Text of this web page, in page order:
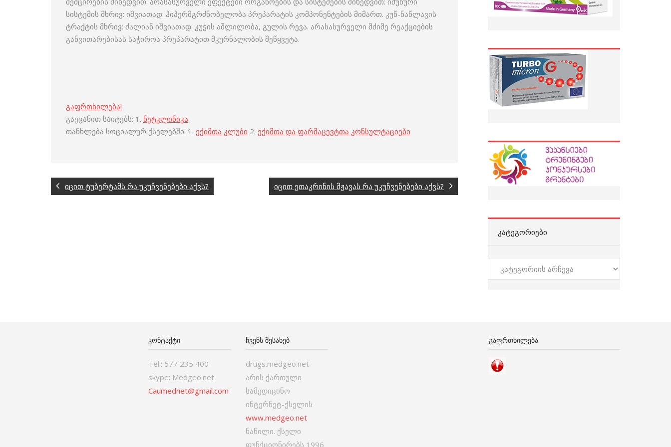
სისტემის მხრივ: იშვიათად: ჰიპერმგრძნობელობა პრეპარატის კომპონენტების მიმართ. კუწ-ნაწლავის
ტრაქტის მხრივ: ძალიან იშვიათად: კუჭის აშლილობა, გულის რევა. არასასურველი მძიმე რეაქციების
განვითარებისას საჭიროა პრეპარატით მკურნალობის შეწყვეტა.
გაფრთხილება!
გაეცანით საიტებს: 1. ნეტკლინიკა
თანხლება სოციალურ ქსელებში: 1. ექიმთა კლუბი 2. ექიმთა და ფარმაცევტთა კონსულტაციები
იცით ტუბერტამს რა უკუჩვენებები აქვს? იცით ეთაკრინის მჟავას რა უკუჩვენებები აქვს?
ᲙᲐᲢᲔᲒᲝᲠᲘᲔᲑᲘ
კატეგორიები
ᲙᲝᲜᲢᲐᲥᲢᲘ
Tel.: 577 235 400
skype: Medgeo.net
Caumednet@gmail.com
ᲩᲕᲔᲜᲡ ᲨᲔᲡᲐᲮᲔᲑ
drugs.medgeo.net
არის ქართული
სამედიცინო
ინტერნეტ-ქსელის
www.medgeo.net
ნაწილი. ქსელი
ფუნქციონირებს 1996
ᲒᲐᲤᲠᲗᲮᲘᲚᲔᲑᲐ